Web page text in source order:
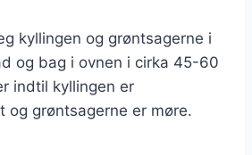
kyllingen og grøntsagerne i
og bag i ovnen i cirka 45-60
indtil kyllingen er
og grøntsagerne er møre.